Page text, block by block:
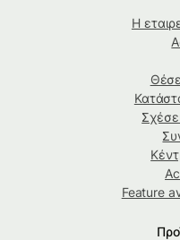
Η
Feature